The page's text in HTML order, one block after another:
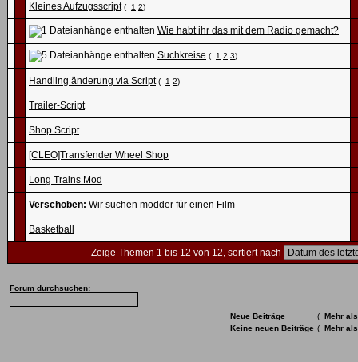
Kleines Aufzugsscript( 1 2)
Wie habt ihr das mit dem Radio gemacht?
Suchkreise ( 1 2 3)
Handling änderung via Script( 1 2)
Trailer-Script
Shop Script
[CLEO]Transfender Wheel Shop
Long Trains Mod
Verschoben: Wir suchen modder für einen Film
Basketball
Zeige Themen 1 bis 12 von 12, sortiert nach
Forum durchsuchen:
Neue Beiträge ( Mehr
Keine neuen Beiträge ( Mehr